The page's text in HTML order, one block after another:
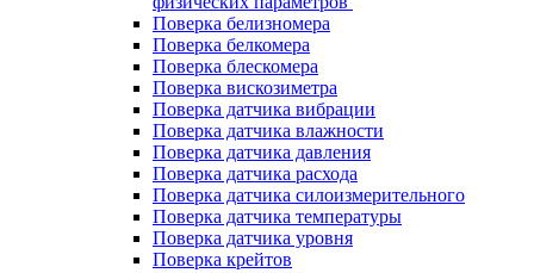
Поверка белизномера
Поверка белкомера
Поверка блескомера
Поверка вискозиметра
Поверка датчика вибрации
Поверка датчика влажности
Поверка датчика давления
Поверка датчика расхода
Поверка датчика силоизмерительного
Поверка датчика температуры
Поверка датчика уровня
Поверка крейтов